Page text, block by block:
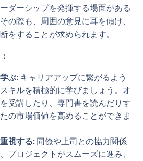
ダーシップを発揮する場面がある
の際も、周囲の意見に耳を傾け、
をすることが求められます。
ぶ: キャリアアップに繋がるよう
キルを積極的に学びましょう。オ
受講したり、専門書を読んだりす
の市場価値を高めることができま
視する: 同僚や上司との協力関係
プロジェクトがスムーズに進み、